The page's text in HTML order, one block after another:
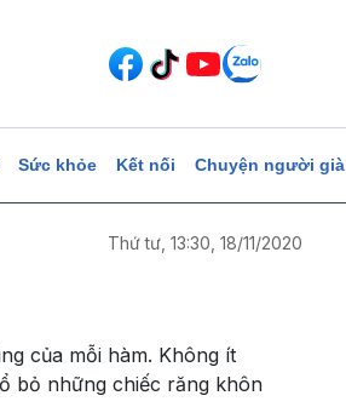
Sức khỏe Kết nối Chuyện người già
Thứ tư, 13:30, 18/11/2020
của mỗi hàm. Không ít
bỏ những chiếc răng khôn